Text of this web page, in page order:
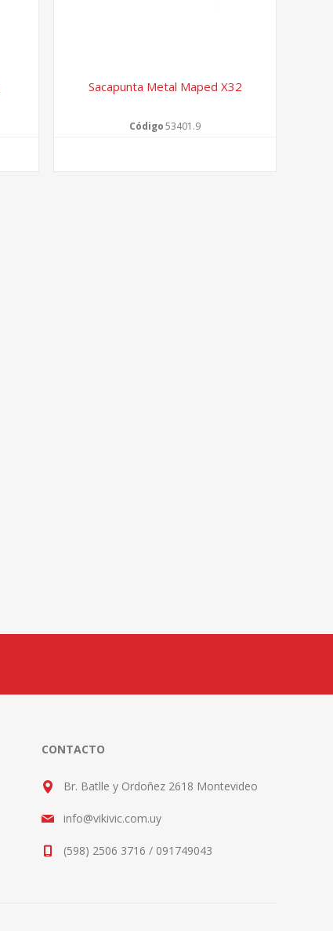
Sacapunta Metal Maped X32
Código53401.9
CONTACTO
Br. Batlle y Ordoñez 2618 Montevideo
info@vikivic.com.uy
(598) 2506 3716 / 091749043